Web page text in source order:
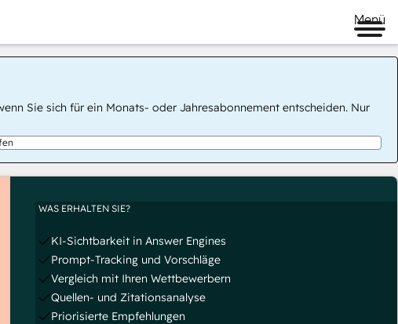
Menü
Sie sich für ein Monats- oder Jahresabonnement entscheiden. Nur
WAS ERHALTEN SIE?
KI-Sichtbarkeit in Answer Engines
Prompt-Tracking und Vorschläge
Vergleich mit Ihren Wettbewerbern
Quellen- und Zitationsanalyse
Priorisierte Empfehlungen